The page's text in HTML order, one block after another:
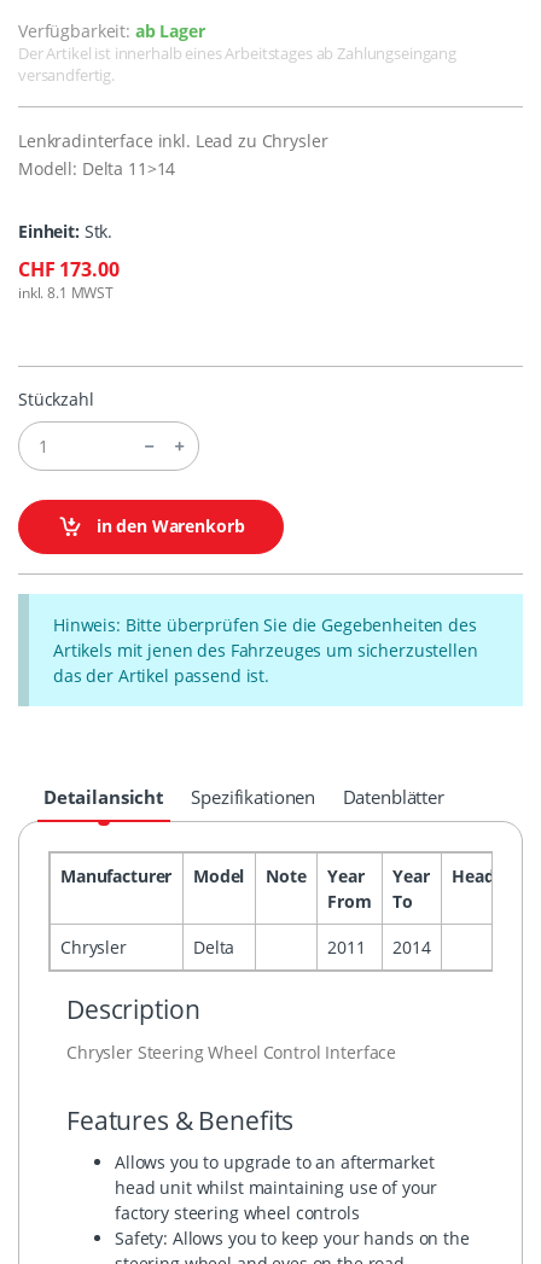
Verfügbarkeit: ab Lager
Der Artikel ist innerhalb eines Arbeitstages ab Zahlungseingang
versandfertig.
Lenkradinterface inkl. Lead zu Chrysler
Modell: Delta 11>14
Einheit: Stk.
CHF 173.00
inkl. 8.1 MWST
Stückzahl
in den Warenkorb
Hinweis: Bitte überprüfen Sie die Gegebenheiten des
Artikels mit jenen des Fahrzeuges um sicherzustellen
das der Artikel passend ist.
Detailansicht Spezifikationen Datenblätter
Manufacturer Model Note
Year
From
Year
To
Headunit
Chrysler Delta 2011 2014
Description
Chrysler Steering Wheel Control Interface
Features & Benefits
Allows you to upgrade to an aftermarket
head unit whilst maintaining use of your
factory steering wheel controls
Safety: Allows you to keep your hands on the